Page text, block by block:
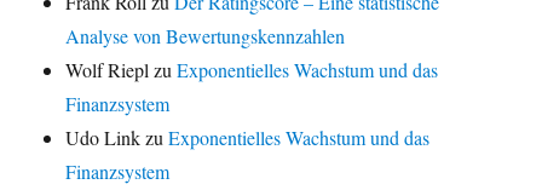
Analyse von Bewertungskennzahlen
Wolf Riepl zuExponentielles Wachstum und das
Finanzsystem
Udo LinkzuExponentielles Wachstum und das
Finanzsystem